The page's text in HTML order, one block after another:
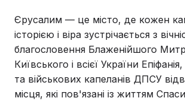
Єрусалим — це місто, де кожен
історією і віра зустрічається з
благословення Блаженійшого
Київського і всієї України
та військових капеланів ДПСУ
місця, які пов'язані із життям